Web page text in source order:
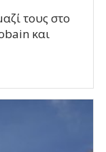
τους στο
και